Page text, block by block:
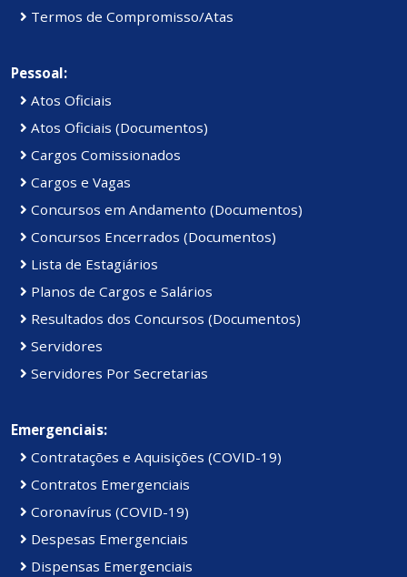
Termos de Compromisso/Atas
Pessoal:
Atos Oficiais
Atos Oficiais (Documentos)
Cargos Comissionados
Cargos e Vagas
Concursos em Andamento (Documentos)
Concursos Encerrados (Documentos)
Lista de Estagiários
Planos de Cargos e Salários
Resultados dos Concursos (Documentos)
Servidores
Servidores Por Secretarias
Emergenciais:
Contratações e Aquisições (COVID-19)
Contratos Emergenciais
Coronavírus (COVID-19)
Despesas Emergenciais
Dispensas Emergenciais